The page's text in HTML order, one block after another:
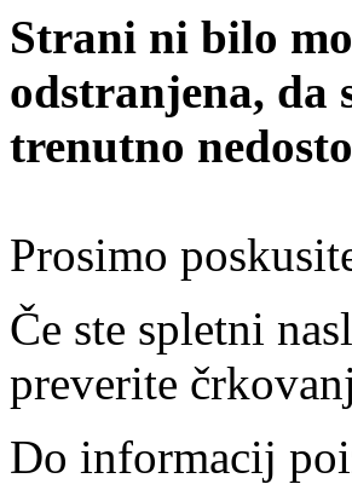
Strani ni bilo
odstranjena, da
trenutno
Prosimo
Če ste spletni
preverite
Do informacij